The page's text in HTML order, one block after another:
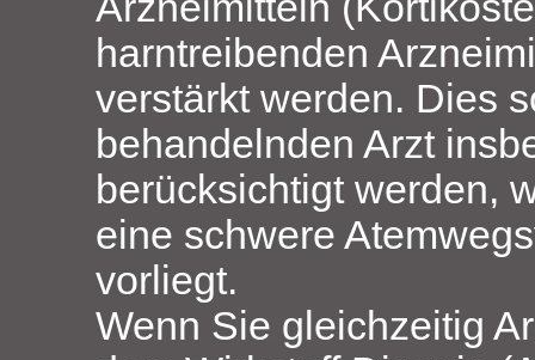
harntreibenden
verstärkt werden. Dies
behandelnden Arzt
berücksichtigt werden,
eine schwere
vorliegt.
Wenn Sie gleichzeitig